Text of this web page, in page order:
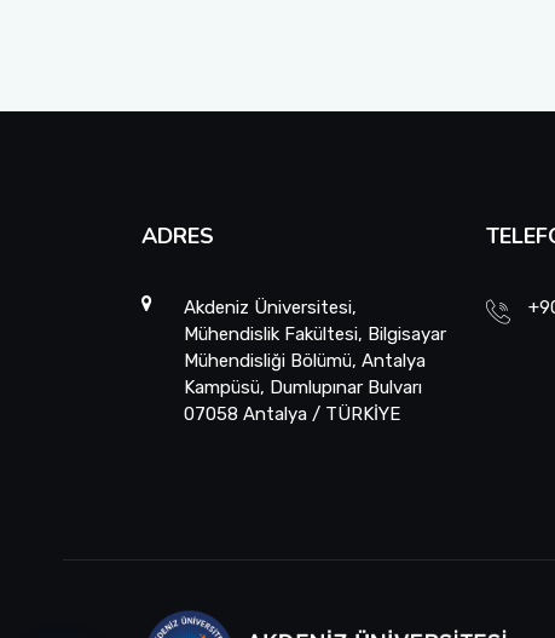
ADRES
Akdeniz Üniversitesi,
Mühendislik Fakültesi, Bilgisayar
Mühendisliği Bölümü, Antalya
Kampüsü, Dumlupınar Bulvarı
07058 Antalya / TÜRKİYE